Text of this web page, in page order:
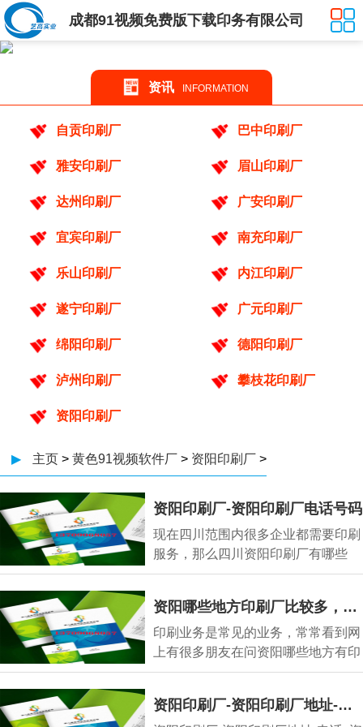
成都91视频免费版下载印务有限公司
资讯 INFORMATION
自贡印刷厂 巴中印刷厂
雅安印刷厂 眉山印刷厂
达州印刷厂 广安印刷厂
宜宾印刷厂 南充印刷厂
乐山印刷厂 内江印刷厂
遂宁印刷厂 广元印刷厂
绵阳印刷厂 德阳印刷厂
泸州印刷厂 攀枝花印刷厂
资阳印刷厂
▶ 主页 > 黄色91视频软件厂 > 资阳印刷厂 >
资阳印刷厂-资阳印刷厂电话号码
现在四川范围内很多企业都需要印刷
服务，那么四川资阳印刷厂有哪些
呢，资阳印刷厂
资阳哪些地方印刷厂比较多，资阳印刷厂主要集中在哪里
印刷业务是常见的业务，常常看到网
上有很多朋友在问资阳哪些地方有印
刷厂、资阳哪
资阳印刷厂-资阳印刷厂地址-电话